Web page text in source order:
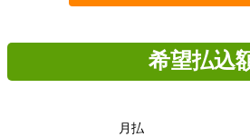
希望払込
月払